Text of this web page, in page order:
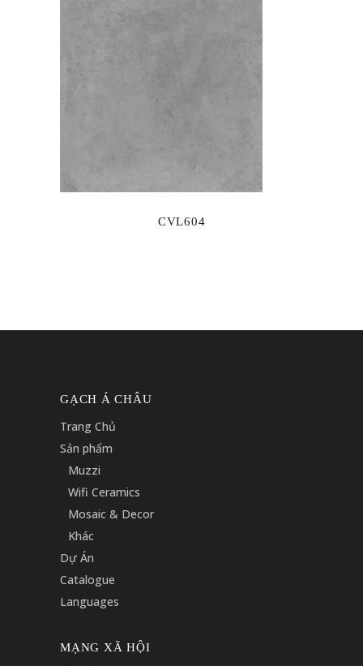
CVL604
GẠCH Á CHÂU
Trang Chủ
Sản phẩm
Muzzi
Wifi Ceramics
Mosaic & Decor
Khác
Dự Án
Catalogue
Languages
MẠNG XÃ HỘI